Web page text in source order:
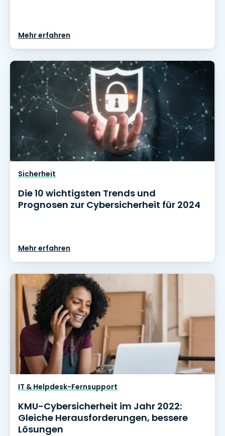
Mehr erfahren
Sicherheit
Die 10 wichtigsten Trends und
Prognosen zur Cybersicherheit für 2024
Mehr erfahren
IT & Helpdesk-Fernsupport
KMU-Cybersicherheit im Jahr 2022:
Gleiche Herausforderungen, bessere
Lösungen